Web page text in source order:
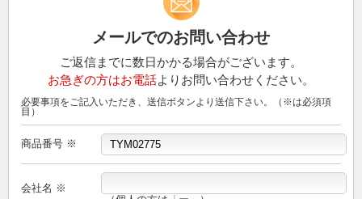
メールでのお問い合わせ
ご返信までに数日かかる場合がございます。
お急ぎの方はお電話よりお問い合わせください。
必要事項をご記入いただき、送信ボタンより送信下さい。（※は必須項
目）
商品番号 ※
会社名 ※